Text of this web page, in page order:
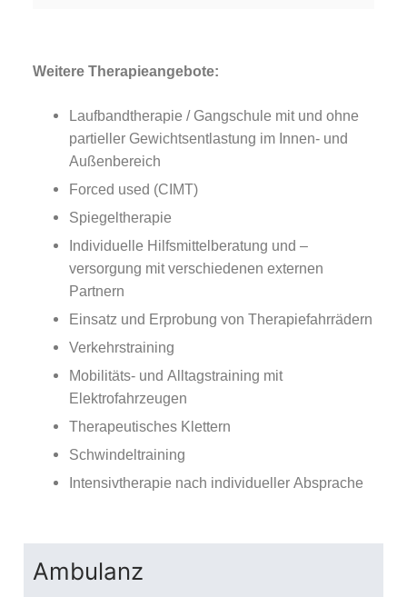
Weitere Therapieangebote:
Laufbandtherapie / Gangschule mit und ohne
partieller Gewichtsentlastung im Innen- und
Außenbereich
Forced used (CIMT)
Spiegeltherapie
Individuelle Hilfsmittelberatung und –
versorgung mit verschiedenen externen
Partnern
Einsatz und Erprobung von Therapiefahrrädern
Verkehrstraining
Mobilitäts- und Alltagstraining mit
Elektrofahrzeugen
Therapeutisches Klettern
Schwindeltraining
Intensivtherapie nach individueller Absprache
Ambulanz